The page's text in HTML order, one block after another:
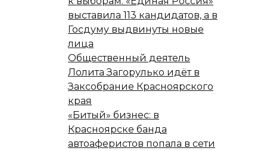
выставила 113 кандидатов, а в
Госдуму выдвинуты новые
лица
Общественный деятель
Лолита Загорулько идёт в
Заксобрание Красноярского
края
«Битый» бизнес: в
Красноярске банда
автоаферистов попала в сети